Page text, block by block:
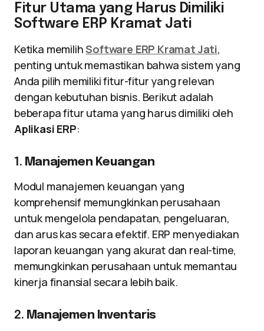
Fitur Utama yang Harus Dimiliki
Software ERP Kramat Jati
Ketika memilihSoftware ERP Kramat Jati,
penting untuk memastikan bahwa sistem yang
Anda pilih memiliki fitur-fitur yang relevan
dengan kebutuhan bisnis. Berikut adalah
beberapa fitur utama yang harus dimiliki oleh
Aplikasi ERP:
1. Manajemen Keuangan
Modul manajemen keuangan yang
komprehensif memungkinkan perusahaan
untuk mengelola pendapatan, pengeluaran,
dan arus kas secara efektif. ERP menyediakan
laporan keuangan yang akurat dan real-time,
memungkinkan perusahaan untuk memantau
kinerja finansial secara lebih baik.
2. Manajemen Inventaris